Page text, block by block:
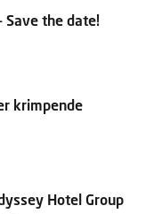
the date!
krimpende
Hotel Group